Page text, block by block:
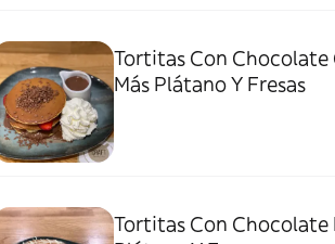
Tortitas Con Chocolate
Más Plátano Y Fresas
Tortitas Con Chocolate